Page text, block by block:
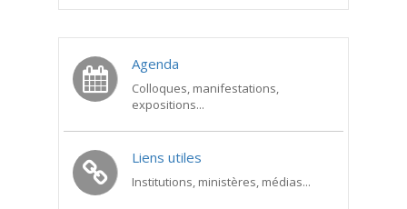
Agenda
Colloques, manifestations,
expositions...
Liens utiles
Institutions, ministères, médias...